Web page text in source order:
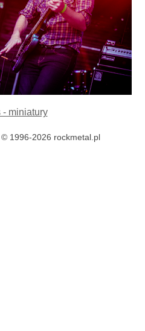
- miniatury
1996-2026 rockmetal.pl